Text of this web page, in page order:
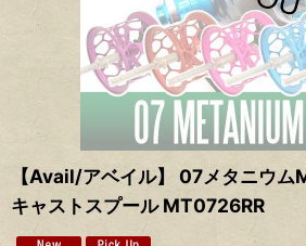
【Avail/アベイル】 07メタニウム
キャストスプール MT0726RR